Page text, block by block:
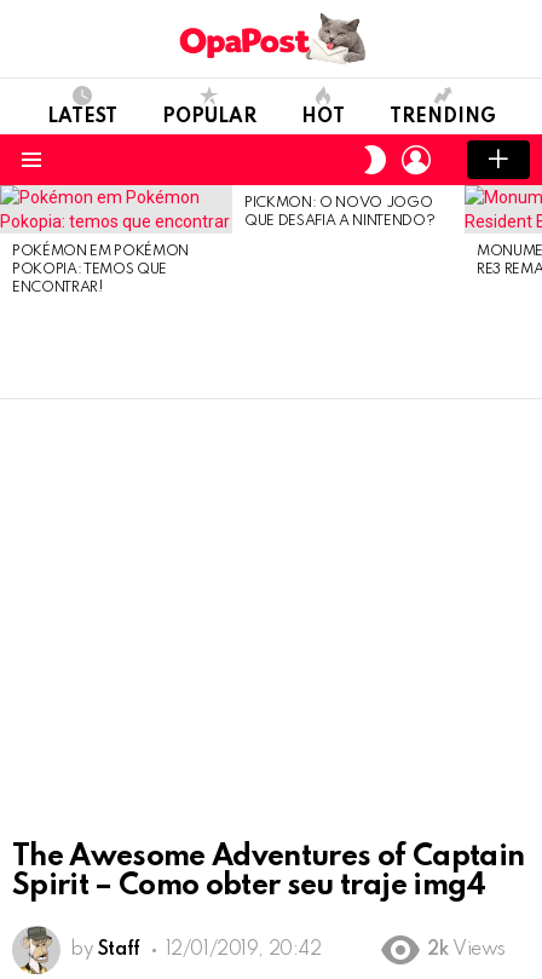
LATEST POPULAR HOT TRENDING
SWITCH
SKIN
LOGIN
LATEST
STORIES
POKÉMON EM POKÉMON
POKOPIA: TEMOS QUE
ENCONTRAR!
PICKMON: O NOVO JOGO
QUE DESAFIA A NINTENDO?
RE3
The Awesome Adventures of Captain
Spirit – Como obter seu traje img4
by Staff 12/01/2019, 20:42 2k Views